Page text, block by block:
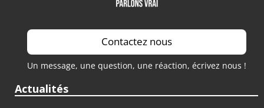
Contactez nous
Un message, une question, une réaction, écrivez nous !
Actualités